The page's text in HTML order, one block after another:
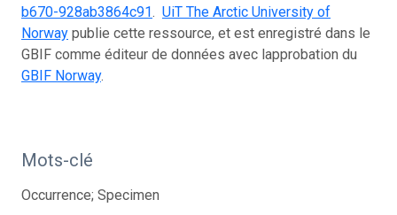
b670-928ab3864c91. UiT The Arctic University of
Norway publie cette ressource, et est enregistré dans le
GBIF comme éditeur de données avec lapprobation du
GBIF Norway.
Mots-clé
Occurrence; Specimen